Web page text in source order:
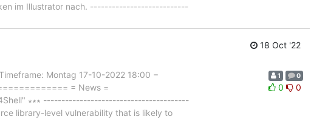
im Illustrator nach. ---------------------------
18 Oct '22
Montag 17-10-2022 18:00 −
= News =
"4Shell" ∗∗∗ ----------------------------------------
library-level vulnerability that is likely to
1 0
0 0